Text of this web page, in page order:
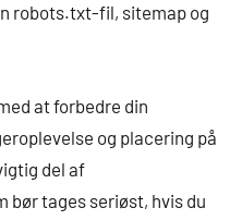
robots.txt-fil, sitemap og
at forbedre din
og placering på
del af
bør tages seriøst, hvis du